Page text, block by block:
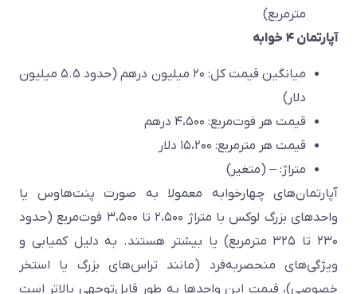
مترمربع)
آپارتمان ۴ خوابه
میانگین قیمت کل: ۲۰ میلیون درهم (حدود ۵.۵ میلیون
دلار)
قیمت هر فوت‌مربع: ۴،۵۰۰ درهم
قیمت هر مترمربع: ۱۵،۲۰۰ دلار
متراژ: – (متغیر)
آپارتمان‌های چهارخوابه معمولا به صورت پنت‌هاوس یا
واحدهای بزرگ لوکس با متراژ ۲،۵۰۰ تا ۳،۵۰۰ فوت‌مربع (حدود
۲۳۰ تا ۳۲۵ مترمربع) یا بیشتر هستند. به دلیل کمیابی و
ویژگی‌های منحصربه‌فرد (مانند تراس‌های بزرگ یا استخر
خصوصی)، قیمت این واحدها به طور قابل‌توجهی بالاتر است